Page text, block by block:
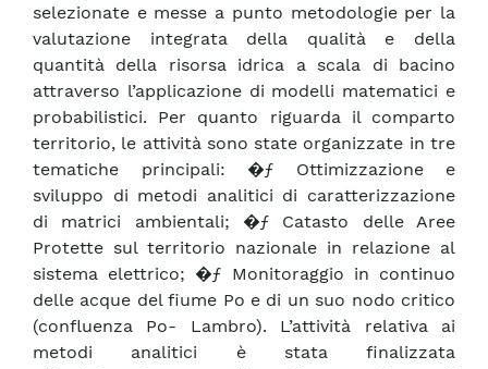
selezionate e messe a punto metodologie per la
valutazione integrata della qualità e della
quantità della risorsa idrica a scala di bacino
attraverso l’applicazione di modelli matematici e
probabilistici. Per quanto riguarda il comparto
territorio, le attività sono state organizzate in tre
tematiche principali: �ƒ Ottimizzazione e
sviluppo di metodi analitici di caratterizzazione
di matrici ambientali; �ƒ Catasto delle Aree
Protette sul territorio nazionale in relazione al
sistema elettrico; �ƒ Monitoraggio in continuo
delle acque del fiume Po e di un suo nodo critico
(confluenza Po- Lambro). L’attività relativa ai
metodi analitici è stata finalizzata